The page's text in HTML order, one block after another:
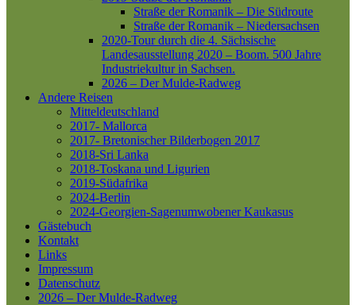
Straße der Romanik – Die Südroute
Straße der Romanik – Niedersachsen
2020-Tour durch die 4. Sächsische
Landesausstellung 2020 – Boom. 500 Jahre
Industriekultur in Sachsen.
2026 – Der Mulde-Radweg
Andere Reisen
Mitteldeutschland
2017- Mallorca
2017- Bretonischer Bilderbogen 2017
2018-Sri Lanka
2018-Toskana und Ligurien
2019-Südafrika
2024-Berlin
2024-Georgien-Sagenumwobener Kaukasus
Gästebuch
Kontakt
Links
Impressum
Datenschutz
2026 – Der Mulde-Radweg